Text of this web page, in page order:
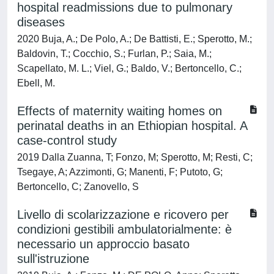
hospital readmissions due to pulmonary
diseases
2020 Buja, A.; De Polo, A.; De Battisti, E.; Sperotto, M.;
Baldovin, T.; Cocchio, S.; Furlan, P.; Saia, M.;
Scapellato, M. L.; Viel, G.; Baldo, V.; Bertoncello, C.;
Ebell, M.
Effects of maternity waiting homes on
perinatal deaths in an Ethiopian hospital. A
case-control study
2019 Dalla Zuanna, T; Fonzo, M; Sperotto, M; Resti, C;
Tsegaye, A; Azzimonti, G; Manenti, F; Putoto, G;
Bertoncello, C; Zanovello, S
Livello di scolarizzazione e ricovero per
condizioni gestibili ambulatorialmente: è
necessario un approccio basato
sull'istruzione